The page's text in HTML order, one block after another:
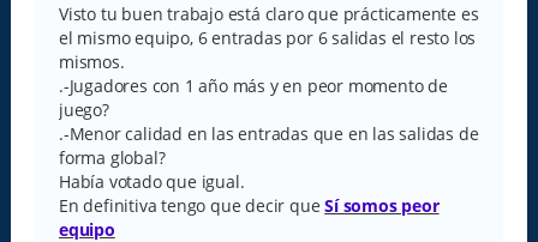
Visto tu buen trabajo está claro que prácticamente es
el mismo equipo, 6 entradas por 6 salidas el resto los
mismos.
.-Jugadores con 1 año más y en peor momento de
juego?
.-Menor calidad en las entradas que en las salidas de
forma global?
Había votado que igual.
En definitiva tengo que decir queSí somos peor
equipo